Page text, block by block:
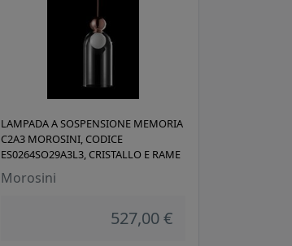
LAMPADA A SOSPENSIONE MEMORIA
C2A3 MOROSINI, CODICE
ES0264SO29A3L3, CRISTALLO E RAME
Morosini
527,00 €